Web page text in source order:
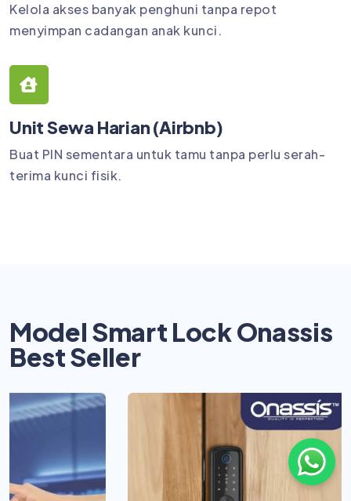
Kelola akses banyak penghuni tanpa repot
menyimpan cadangan anak kunci.
Unit Sewa Harian (Airbnb)
Buat PIN sementara untuk tamu tanpa perlu serah-
terima kunci fisik.
Model Smart Lock Onassis
Best Seller